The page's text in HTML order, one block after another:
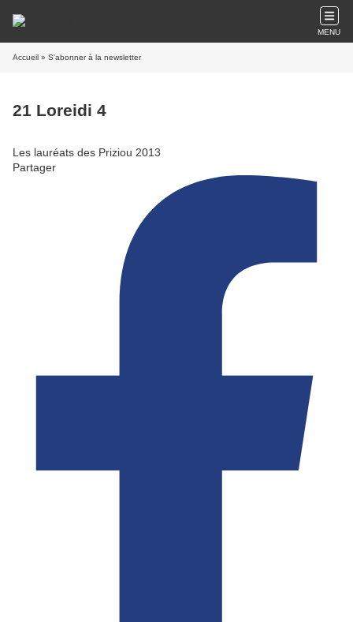
MENU
Accueil » S'abonner à la newsletter
21 Loreidi 4
Les lauréats des Priziou 2013
Partager